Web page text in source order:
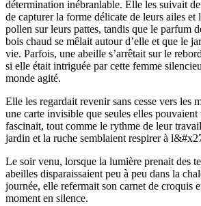
détermination inébranlable. Elle les suivait
de capturer la forme délicate de leurs ailes et
pollen sur leurs pattes, tandis que le parfum
bois chaud se mêlait autour d’elle et que le
vie. Parfois, une abeille s’arrêtait sur le
si elle était intriguée par cette femme
monde agité.
Elle les regardait revenir sans cesse vers les
une carte invisible que seules elles
fascinait, tout comme le rythme de leur
jardin et la ruche semblaient respirer à
Le soir venu, lorsque la lumière prenait des
abeilles disparaissaient peu à peu dans la
journée, elle refermait son carnet de croquis
moment en silence.